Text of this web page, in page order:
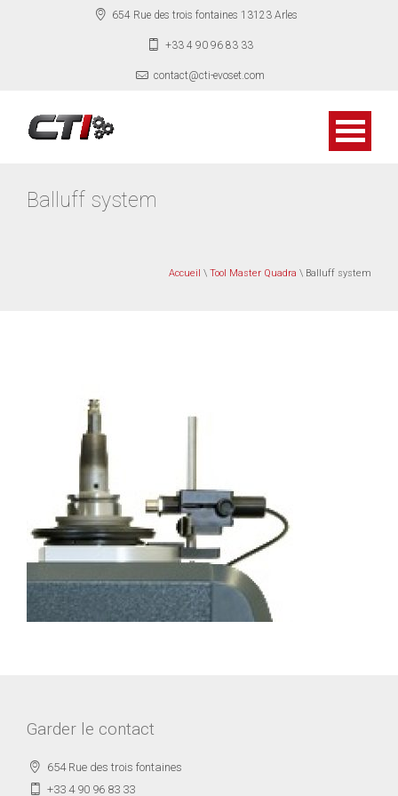
654 Rue des trois fontaines 13123 Arles
+33 4 90 96 83 33
contact@cti-evoset.com
Balluff system
Accueil \ Tool Master Quadra \ Balluff system
Garder le contact
654 Rue des trois fontaines
+33 4 90 96 83 33